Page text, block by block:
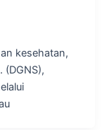
kesehatan,
(DGNS),